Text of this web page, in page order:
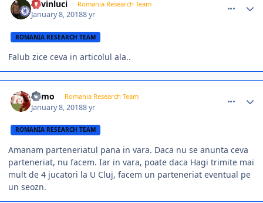
kevinluci Romania Research Team
January 8, 20188 yr
ROMANIA RESEARCH TEAM
Falub zice ceva in articolul ala..
Mimo Romania Research Team
January 8, 20188 yr
ROMANIA RESEARCH TEAM
Amanam parteneriatul pana in vara. Daca nu se anunta ceva
parteneriat, nu facem. Iar in vara, poate daca Hagi trimite mai
mult de 4 jucatori la U Cluj, facem un parteneriat eventual pe
un seozn.